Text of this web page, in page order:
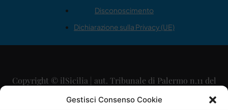
Gestisci Consenso Cookie
Disconoscimento
Dichiarazione sulla Privacy (UE)
Copyright © ilSicilia | aut. Tribunale di Palermo n.11 del
29/09/2015